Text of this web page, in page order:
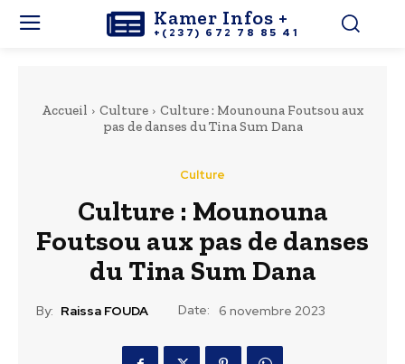
Kamer Infos +
+(237) 672 78 85 41
Accueil Culture
Culture : Mounouna Foutsou aux
pas de danses du Tina Sum Dana
Culture
Culture : Mounouna
Foutsou aux pas de danses
du Tina Sum Dana
By: Raissa FOUDA Date: 6 novembre 2023